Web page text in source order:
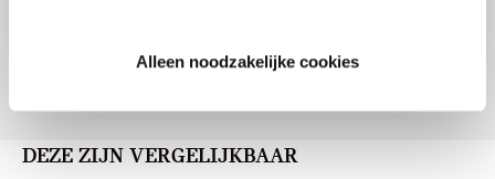
Alleen noodzakelijke cookies
DEZE ZIJN VERGELIJKBAAR